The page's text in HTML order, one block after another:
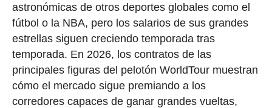
astronómicas de otros deportes globales como el
fútbol o la NBA, pero los salarios de sus grandes
estrellas siguen creciendo temporada tras
temporada. En 2026, los contratos de las
principales figuras del pelotón WorldTour muestran
cómo el mercado sigue premiando a los
corredores capaces de ganar grandes vueltas,